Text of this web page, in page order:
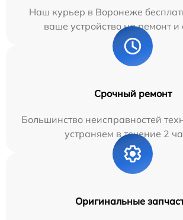
Наш курьер в Воронеже
ваше устройство на ремонт и
Срочный ремонт
Большинство неисправностей
устраняем в течение 2
Оригинальные